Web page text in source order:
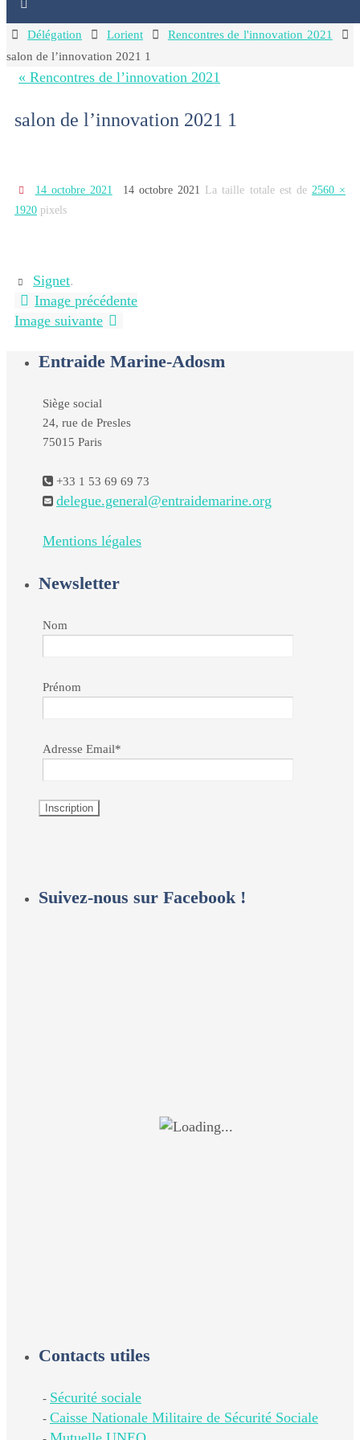
HomeDélégation Lorient
Rencontres de l'innovation 2021
salon de l’innovation 2021 1
« Rencontres de l’innovation 2021
salon de l’innovation 2021 1
14 octobre 2021 14 octobre 2021 La taille totale est de 2560 ×
1920 pixels
Signet.
Image précédente
Image suivante
Entraide Marine-Adosm
Siège social
24, rue de Presles
75015 Paris
+33 1 53 69 69 73
delegue.general@entraidemarine.org
Mentions légales
Newsletter
Nom
Prénom
Adresse Email*
Suivez-nous sur Facebook !
Contacts utiles
- Sécurité sociale
- Caisse Nationale Militaire de Sécurité Sociale